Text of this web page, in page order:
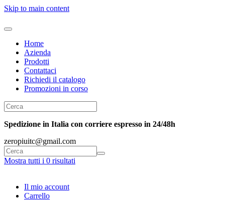
Skip to main content
Home
Azienda
Prodotti
Contattaci
Richiedi il catalogo
Promozioni in corso
Spedizione in Italia con corriere espresso in 24/48h
zeropiuitc@gmail.com
Mostra tutti i 0 risultati
Il mio account
Carrello